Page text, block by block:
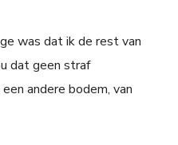
was dat ik de rest van
dat geen straf
andere bodem, van